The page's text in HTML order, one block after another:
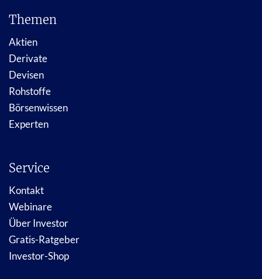
Themen
Aktien
Derivate
Devisen
Rohstoffe
Börsenwissen
Experten
Service
Kontakt
Webinare
Über Investor
Gratis-Ratgeber
Investor-Shop